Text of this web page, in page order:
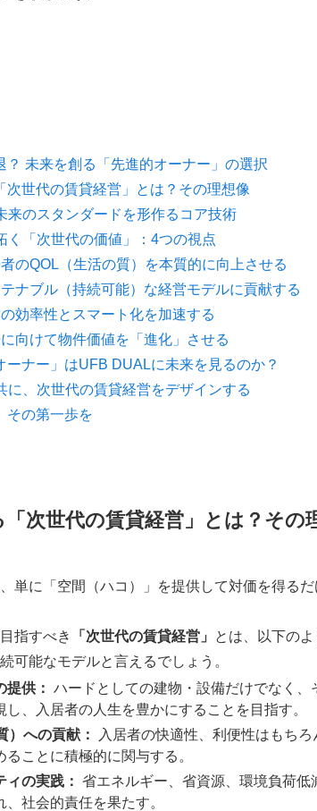
？ 未来を創る「先進的オーナー」の選択
次世代の賃貸経営」とは？その理想像
来のスタンダードを形作るコア技術
く「次世代の価値」：4つの視点
者のQOL（生活の質）を本質的に向上させる
テナブル（持続可能）な経営モデルに貢献する
の効率性とスマート化を加速する
に向けて物件価値を「進化」させる
ーナー」はUFB DUALに未来を見るのか？
に、次世代の賃貸経営をデザインする
その第一歩を
「次世代の賃貸経営」とは？その
単に「空間（ハコ）」を提供して対価を得る
指すべき 「次世代の賃貸経営」
とは、以下の
可能なモデルと言えるでしょう。
提供： ハードとしての建物・設備だけでなく
し、入居者の人生を豊かにすることを目指す。
）への貢献：
入居者の快適性、利便性はもちろ
ことに積極的に関与する。
ィの実践： 省エネルギー、省資源、環境負荷低
社会的責任を果たす。